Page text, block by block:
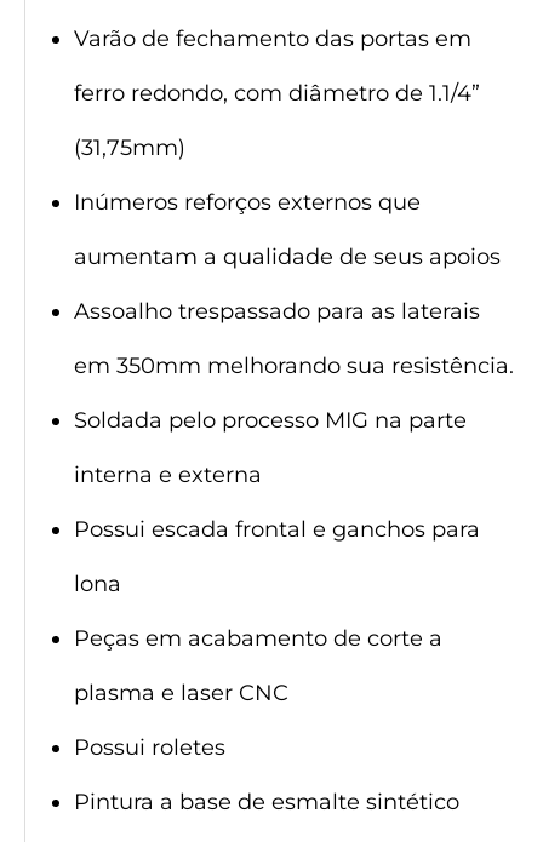
Varão de fechamento das portas em
ferro redondo, com diâmetro de 1.1/4”
(31,75mm)
Inúmeros reforços externos que
aumentam a qualidade de seus apoios
Assoalho trespassado para as laterais
em 350mm melhorando sua resistência.
Soldada pelo processo MIG na parte
interna e externa
Possui escada frontal e ganchos para
lona
Peças em acabamento de corte a
plasma e laser CNC
Possui roletes
Pintura a base de esmalte sintético